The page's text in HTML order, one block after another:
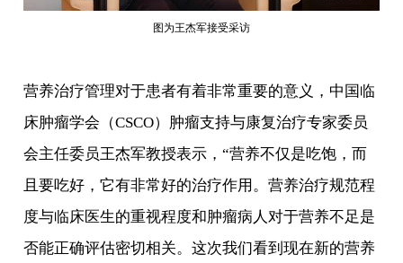
图为王杰军接受采访
营养治疗管理对于患者有着非常重要的意义，中国临
床肿瘤学会（CSCO）肿瘤支持与康复治疗专家委员
会主任委员王杰军教授表示，“营养不仅是吃饱，而
且要吃好，它有非常好的治疗作用。营养治疗规范程
度与临床医生的重视程度和肿瘤病人对于营养不足是
否能正确评估密切相关。这次我们看到现在新的营养